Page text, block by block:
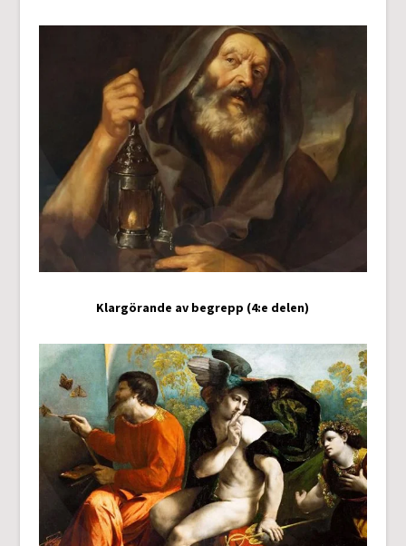
Klargörande av begrepp (4:e delen)